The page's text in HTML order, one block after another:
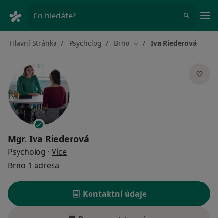
Co hledáte?
Hlavní Stránka Psycholog Brno Změna města
Iva Riederová
Mgr. Iva Riederová
Psycholog · Více
Brno 1 adresa
Kontaktní údaje